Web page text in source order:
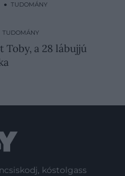
● TUDOMÁNY
a…
a 28 lábujjú
kóstolgass